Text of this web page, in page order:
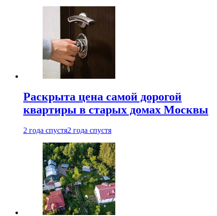
Раскрыта цена самой дорогой
квартиры в старых домах Москвы
2 года спустя2 года спустя